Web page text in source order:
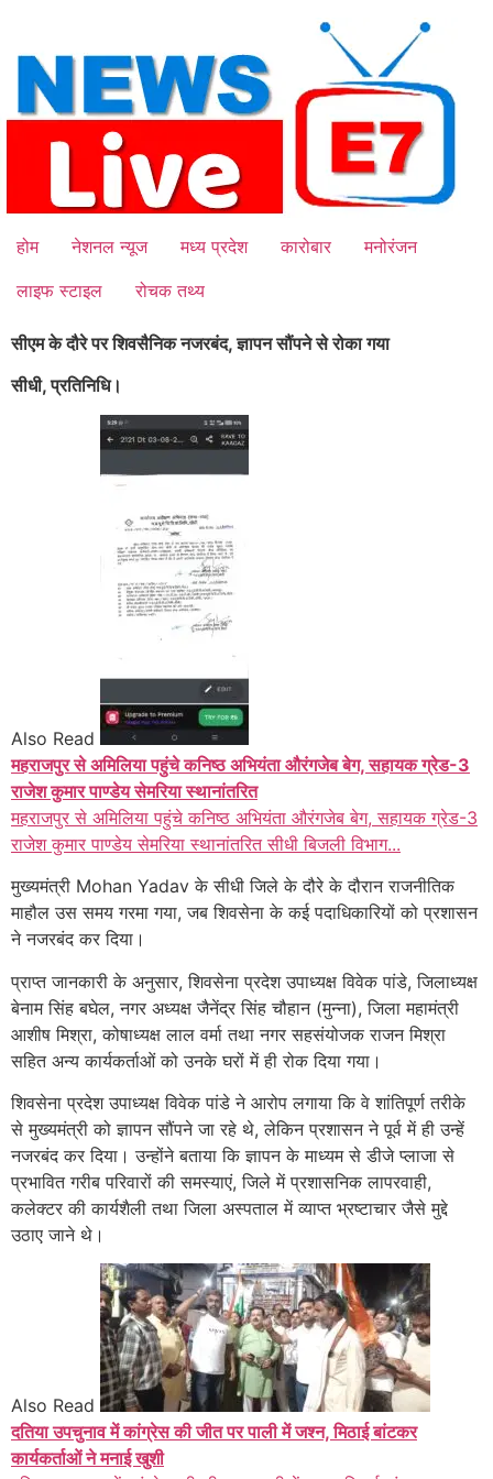
content
होम नेशनल न्यूज मध्य प्रदेश कारोबार
मनोरंजन
लाइफ स्टाइल
रोचक तथ्य
सीएम के दौरे पर शिवसैनिक नजरबंद, ज्ञापन सौंपने से रोका गया
सीधी, प्रतिनिधि।
Also Read
महराजपुर से अमिलिया पहुंचे कनिष्ठ अभियंता औरंगजेब बेग, सहायक ग्रेड-3
राजेश कुमार पाण्डेय सेमरिया स्थानांतरित
महराजपुर से अमिलिया पहुंचे कनिष्ठ अभियंता औरंगजेब बेग, सहायक ग्रेड-3
राजेश कुमार पाण्डेय सेमरिया स्थानांतरित सीधी बिजली विभाग...
मुख्यमंत्री Mohan Yadav के सीधी जिले के दौरे के दौरान राजनीतिक
माहौल उस समय गरमा गया, जब शिवसेना के कई पदाधिकारियों को प्रशासन
ने नजरबंद कर दिया।
प्राप्त जानकारी के अनुसार, शिवसेना प्रदेश उपाध्यक्ष विवेक पांडे, जिलाध्यक्ष
बेनाम सिंह बघेल, नगर अध्यक्ष जैनेंद्र सिंह चौहान (मुन्ना), जिला महामंत्री
आशीष मिश्रा, कोषाध्यक्ष लाल वर्मा तथा नगर सहसंयोजक राजन मिश्रा
सहित अन्य कार्यकर्ताओं को उनके घरों में ही रोक दिया गया।
शिवसेना प्रदेश उपाध्यक्ष विवेक पांडे ने आरोप लगाया कि वे शांतिपूर्ण तरीके
से मुख्यमंत्री को ज्ञापन सौंपने जा रहे थे, लेकिन प्रशासन ने पूर्व में ही उन्हें
नजरबंद कर दिया। उन्होंने बताया कि ज्ञापन के माध्यम से डीजे प्लाजा से
प्रभावित गरीब परिवारों की समस्याएं, जिले में प्रशासनिक लापरवाही,
कलेक्टर की कार्यशैली तथा जिला अस्पताल में व्याप्त भ्रष्टाचार जैसे मुद्दे
उठाए जाने थे।
Also Read
दतिया उपचुनाव में कांग्रेस की जीत पर पाली में जश्न, मिठाई बांटकर
कार्यकर्ताओं ने मनाई खुशी